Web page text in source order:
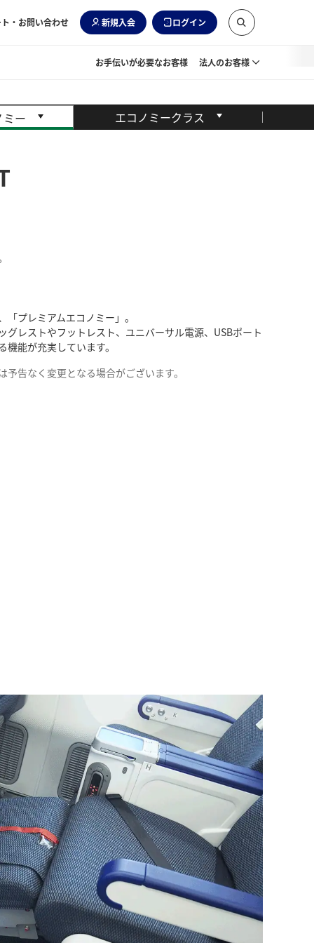
・お問い合わせ 新規入会 ログイン
お手伝いが必要なお客様 法人のお客様
ー エコノミークラス
プレミアムエコノミー」。
グレストやフットレスト、ユニバーサル電源、USBポート
能が充実しています。
告なく変更となる場合がございます。